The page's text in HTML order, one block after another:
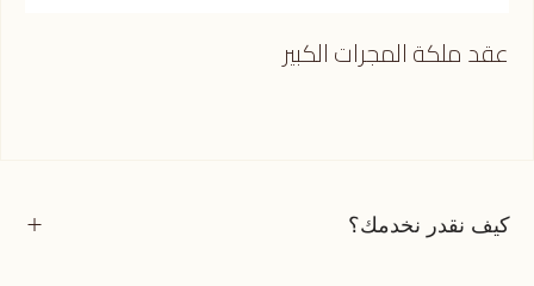
عقد ملكة المجرات الكبير
كيف نقدر نخدمك؟